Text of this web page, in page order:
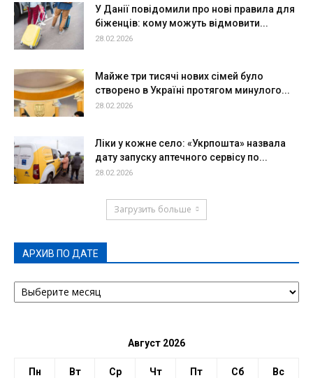
У Данії повідомили про нові правила для
біженців: кому можуть відмовити...
28.02.2026
Майже три тисячі нових сімей було
створено в Україні протягом минулого...
28.02.2026
Ліки у кожне село: «Укрпошта» назвала
дату запуску аптечного сервісу по...
28.02.2026
Загрузить больше
АРХИВ ПО ДАТЕ
АРХИВ
ПО
Август 2026
Пн Вт Ср Чт Пт Сб Вс